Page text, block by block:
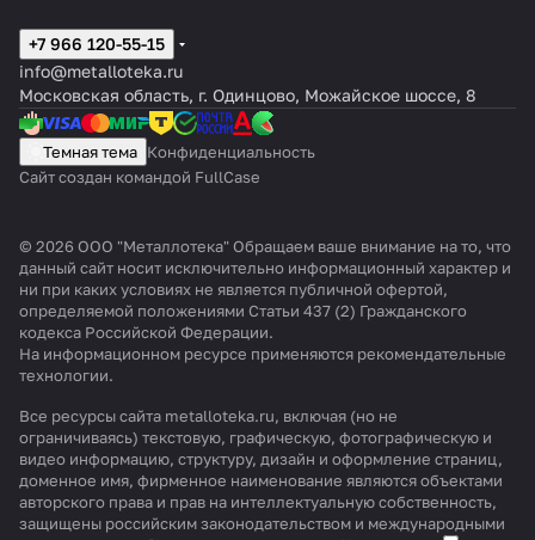
+7 966 120-55-15
info@metalloteka.ru
Московская область, г. Одинцово, Можайское шоссе, 8
Темная тема Конфиденциальность
Сайт создан командой FullCase
© 2026 ООО "Металлотека" Обращаем ваше внимание на то, что
данный сайт носит исключительно информационный характер и
ни при каких условиях не является публичной офертой,
определяемой положениями Статьи 437 (2) Гражданского
кодекса Российской Федерации.
На информационном ресурсе применяются рекомендательные
технологии.
Все ресурсы сайта metalloteka.ru, включая (но не
ограничиваясь) текстовую, графическую, фотографическую и
видео информацию, структуру, дизайн и оформление страниц,
доменное имя, фирменное наименование являются объектами
авторского права и прав на интеллектуальную собственность,
защищены российским законодательством и международными